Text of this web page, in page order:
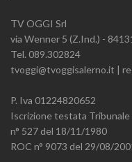
TV OGGI Srl
via Wenner 5 (Z.Ind.) -
Tel. 089.302824
tvoggi@tvoggisalerno.it |
P. Iva 01224820652
Iscrizione testata Tribunale
n° 527 del 18/11/1980
ROC n° 9073 del 29/08/